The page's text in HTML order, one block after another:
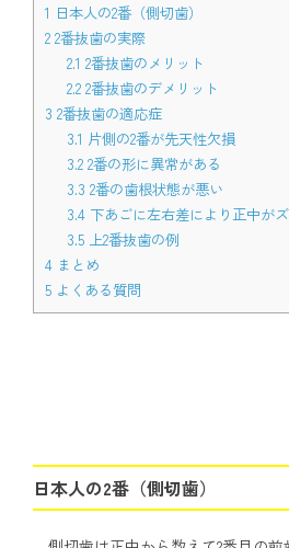
1 日本人の2番（側切歯）
2 2番抜歯の実際
2.1 2番抜歯のメリット
2.22番抜歯のデメリット
3 2番抜歯の適応症
3.1 片側の2番が先天性欠損
3.22番の形に異常がある
3.3 2番の歯根状態が悪い
3.4下あごに左右差により正中が
3.5上2番抜歯の例
4 まとめ
5 よくある質問
日本人の2番（側切歯）